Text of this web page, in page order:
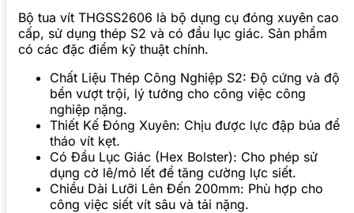
Bộ tua vít THGSS2606 là bộ dụng cụ đóng xuyên cao
cấp, sử dụng thép S2 và có đầu lục giác. Sản phẩm
có các đặc điểm kỹ thuật chính.
Chất Liệu Thép Công Nghiệp S2: Độ cứng và độ
bền vượt trội, lý tưởng cho công việc công
nghiệp nặng.
Thiết Kế Đóng Xuyên: Chịu được lực đập búa để
tháo vít kẹt.
Có Đầu Lục Giác (Hex Bolster): Cho phép sử
dụng cờ lê/mỏ lết để tăng cường lực siết.
Chiều Dài Lưỡi Lên Đến 200mm: Phù hợp cho
công việc siết vít sâu và tải nặng.